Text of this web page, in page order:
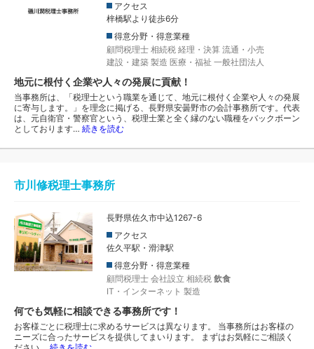
アクセス
梓橋駅より徒歩6分
得意分野・得意業種
顧問税理士 相続税 経理・決算 流通・小売
建設・建築 製造 医療・福祉 一般社団法人
地元に根付く企業や人々の発展に貢献！
当事務所は、「税理士という職業を通じて、地元に根付く企業や人々の発展
に寄与します。」を理念に掲げる、長野県安曇野市の会計事務所です。代表
は、元自衛官・警察官という、税理士業と全く縁のない職種をバックボーン
としております… 続きを読む
市川修税理士事務所
長野県佐久市中込1267-6
アクセス
佐久平駅・滑津駅
得意分野・得意業種
顧問税理士 会社設立 相続税 飲食
IT・インターネット 製造
何でも気軽に相談できる事務所です！
お客様ごとに税理士に求めるサービスは異なります。 当事務所はお客様の
ニーズに合ったサービスを提供してまいります。 まずはお気軽にご相談く